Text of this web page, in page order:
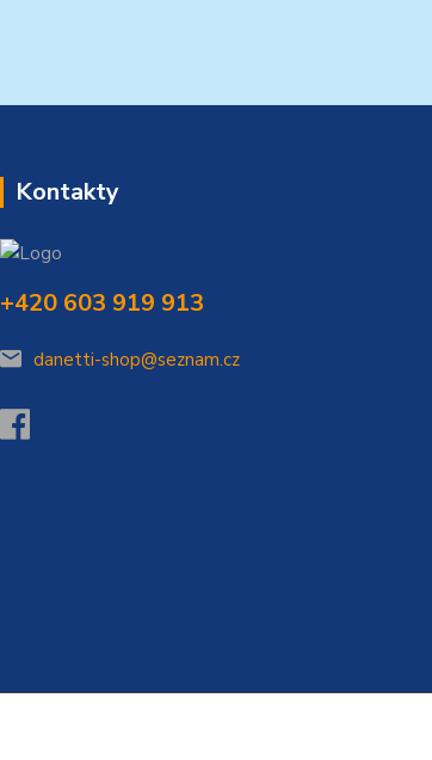
Kontakty
+420 603 919 913
danetti-shop@seznam.cz